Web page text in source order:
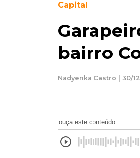
Capital
bairro
Nadyenka Castro | 30/
ouça este conteúdo